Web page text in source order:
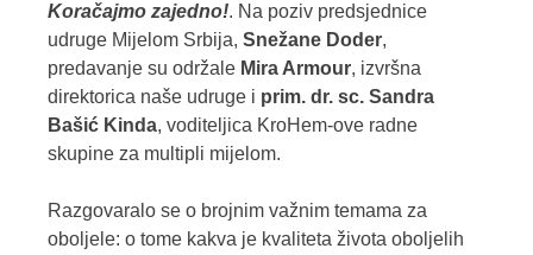
Koračajmo zajedno!. Na poziv predsjednice
udruge Mijelom Srbija, Snežane Doder,
predavanje su održale Mira Armour, izvršna
direktorica naše udruge i prim. dr. sc. Sandra
Bašić Kinda, voditeljica KroHem-ove radne
skupine za multipli mijelom.
Razgovaralo se o brojnim važnim temama za
oboljele: o tome kakva je kvaliteta života oboljelih